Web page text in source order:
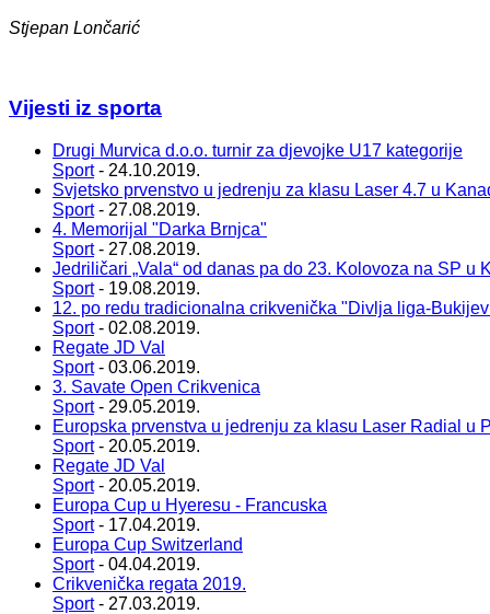
Stjepan Lončarić
Vijesti iz sporta
Drugi Murvica d.o.o. turnir za djevojke U17 kategorije
Sport- 24.10.2019.
Svjetsko prvenstvo u jedrenju za klasu Laser 4.7 u
Sport- 27.08.2019.
4. Memorijal "Darka Brnjca"
Sport- 27.08.2019.
Jedriličari „Vala“ od danas pa do 23. Kolovoza na SP u
Sport- 19.08.2019.
12. po redu tradicionalna crikvenička "Divlja liga-
Sport- 02.08.2019.
Regate JD Val
Sport- 03.06.2019.
3. Savate Open Crikvenica
Sport- 29.05.2019.
Europska prvenstva u jedrenju za klasu Laser Radial u
Sport- 20.05.2019.
Regate JD Val
Sport- 20.05.2019.
Europa Cup u Hyeresu - Francuska
Sport- 17.04.2019.
Europa Cup Switzerland
Sport- 04.04.2019.
Crikvenička regata 2019.
Sport- 27.03.2019.